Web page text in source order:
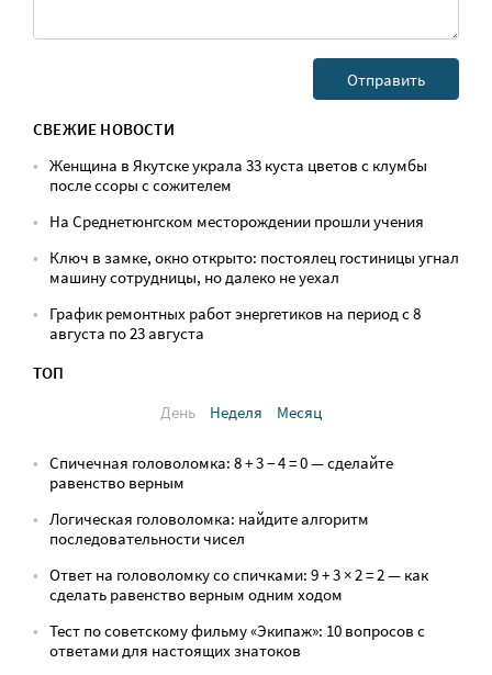
СВЕЖИЕ НОВОСТИ
Женщина в Якутске украла 33 куста цветов с клумбы
после ссоры с сожителем
На Среднетюнгском месторождении прошли учения
Ключ в замке, окно открыто: постоялец гостиницы угнал
машину сотрудницы, но далеко не уехал
График ремонтных работ энергетиков на период с 8
августа по 23 августа
ТОП
День
Неделя Месяц
Спичечная головоломка: 8 + 3 − 4 = 0 — сделайте
равенство верным
Логическая головоломка: найдите алгоритм
последовательности чисел
Ответ на головоломку со спичками: 9 + 3 × 2 = 2 — как
сделать равенство верным одним ходом
Тест по советскому фильму «Экипаж»: 10 вопросов с
ответами для настоящих знатоков